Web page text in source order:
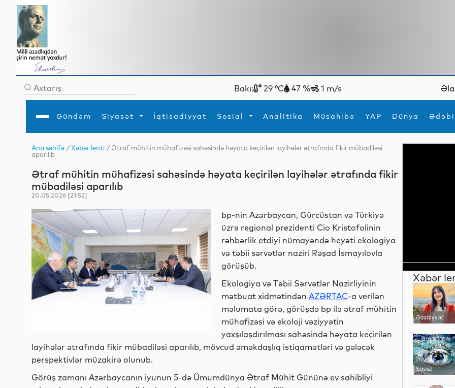
Bakı: 29 °C 47 % 1 m/s
Gündəm Siyasət İqtisadiyyat Sosial Analitika Müsahibə YAP Dünya
Ana səhifə
Gündəm
İqtisadiyyat
YAP
Analitika
Mədəniyyət
Müsahibə
MEDİA
Xarici siyasət
Daxili siyasət
Turizm
Elm
İdman
Yeni texnologiyalar
Ana səhifə /Xəbər lenti / Ətraf mühitin mühafizəsi sahəsində həyata keçirilən layihələr ətrafında fikir mübadiləsi
aparılıb
Ətraf mühitin mühafizəsi sahəsində həyata keçirilən layihələr ətrafında fikir
mübadiləsi aparılıb
20.05.2026 [21:52]
bp-nin Azərbaycan, Gürcüstan və Türkiyə
üzrə regional prezidenti Cio Kristofolinin
rəhbərlik etdiyi nümayəndə heyəti ekologiya
və təbii sərvətlər naziri Rəşad İsmayılovla
görüşüb.
Ekologiya və Təbii Sərvətlər Nazirliyinin
mətbuat xidmətindən AZƏRTAC-a verilən
məlumata görə, görüşdə bp ilə ətraf mühitin
mühafizəsi və ekoloji vəziyyətin
yaxşılaşdırılması sahəsində həyata keçirilən
layihələr ətrafında fikir mübadiləsi aparılıb, mövcud əməkdaşlıq istiqamətləri və gələcək
perspektivlər müzakirə olunub.
Görüş zamanı Azərbaycanın iyunun 5-də Ümumdünya Ətraf Mühit Gününə ev sahibliyi
Xəbər
Ədəbiyyat
Sosial